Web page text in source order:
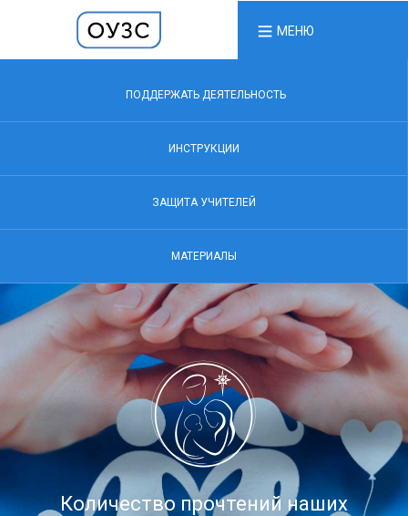
МЕНЮ
ПОДДЕРЖАТЬ ДЕЯТЕЛЬНОСТЬ
ИНСТРУКЦИИ
ЗАЩИТА УЧИТЕЛЕЙ
МАТЕРИАЛЫ
Количество прочтений наших